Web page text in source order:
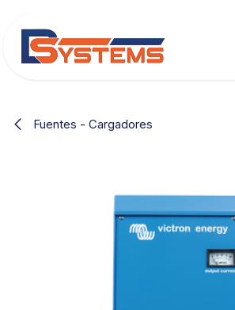
Fuentes - Cargadores